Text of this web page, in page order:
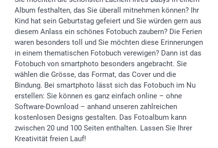
Geschenk-Gutscheine (PDF)
Partnerprogramme
Investor Relations
B2B smartbusiness
Widerrufsrecht
Hochzeit
Geburtstag
Geburt
Zu allen Anlässen
72h Lieferung
Zahlungsmöglichkeiten
Sitemap
Status der Bestellung
smartfriends
smartgarantie
smartbonus
Album festhalten, das Sie überall mitnehmen können? Ihr
Kind hat sein Geburtstag gefeiert und Sie würden gern aus
diesem Anlass ein schönes Fotobuch zaubern? Die Ferien
waren besonders toll und Sie möchten diese Erinnerungen
in einem thematischen Fotobuch verewigen? Dann ist das
Fotobuch von smartphoto besonders angebracht. Sie
wählen die Grösse, das Format, das Cover und die
Bindung. Bei smartphoto lässt sich das Fotobuch im Nu
erstellen: Sie können es ganz einfach online – ohne
Software-Download – anhand unseren zahlreichen
kostenlosen Designs gestalten. Das Fotoalbum kann
zwischen 20 und 100 Seiten enthalten. Lassen Sie Ihrer
Kreativität freien Lauf!